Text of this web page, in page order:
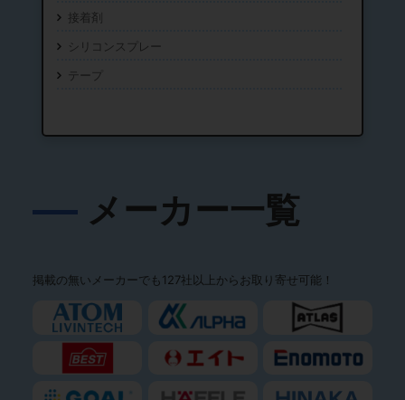
接着剤
シリコンスプレー
テープ
メーカー一覧
掲載の無いメーカーでも127社以上からお取り寄せ可能！